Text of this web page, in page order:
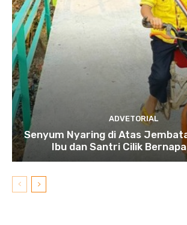
ADVETORIAL
Senyum Nyaring di Atas
Ibu dan Santri Cilik